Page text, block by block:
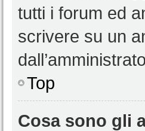
tutti i forum ed
scrivere su un
Top
Cosa sono gli